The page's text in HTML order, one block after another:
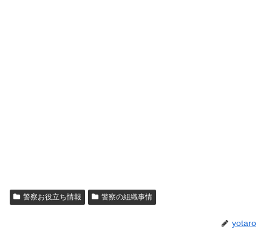
警察お役立ち情報 警察の組織事情
yotaro